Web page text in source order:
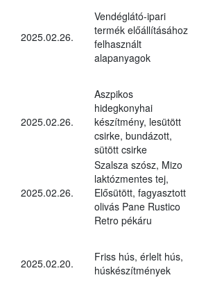
2025.02.26.
Vendéglátó-ipari
termék előállításához
felhasznált
alapanyagok
2025.02.26.
Aszpikos
hidegkonyhai
készítmény, lesütött
csirke, bundázott,
sütött csirke
2025.02.26.
Szalsza szósz, Mizo
laktózmentes tej,
Elősütött, fagyasztott
olivás Pane Rustico
Retro pékáru
2025.02.20.
Friss hús, érlelt hús,
húskészítmények